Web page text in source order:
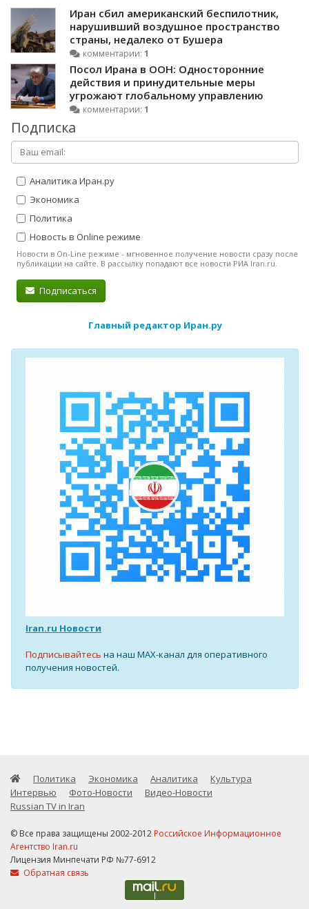
Иран сбил американский беспилотник,
нарушивший воздушное пространство
страны, недалеко от Бушера
комментарии: 1
Посол Ирана в ООН: Односторонние
действия и принудительные меры
угрожают глобальному управлению
комментарии: 1
Подписка
Аналитика Иран.ру
Экономика
Политика
Новость в Online режиме
Новости в On-Line режиме - мгновенное получение новости сразу после
публикации на сайте. В рассылку попадают все новости РИА Iran.ru.
Подписаться
Главный редактор Иран.ру
Iran.ru Новости
Подписывайтесь на наш MAX-канал для оперативного
получения новостей.
Политика Экономика Аналитика
Культура
Интервью
Фото-Новости
Видео-Новости
Russian TV in Iran
© Все права защищены 2002-2012 Российское Информационное
Агентство Iran.ru
Лицензия Минпечати РФ №77-6912
Обратная связь